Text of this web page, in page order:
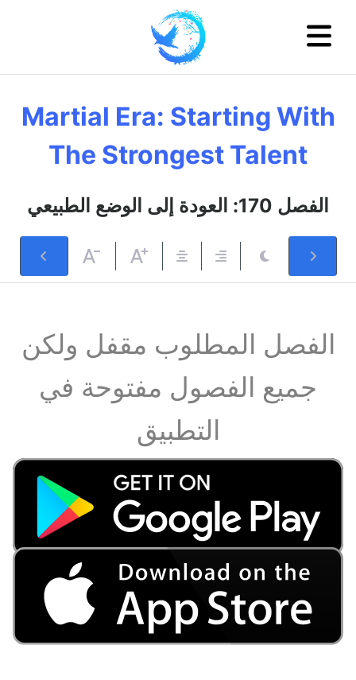
Martial Era: Starting With
The Strongest Talent
الفصل 170: العودة إلى الوضع الطبيعي
الفصل المطلوب مقفل ولكن
جميع الفصول مفتوحة في
التطبيق